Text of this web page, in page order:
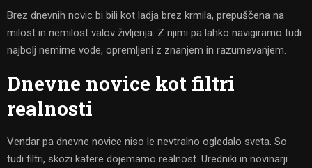
Brez dnevnih novic bi bili kot ladja brez krmila, prepuščena na
milost in nemilost valov življenja. Z njimi pa lahko navigiramo tudi
najbolj nemirne vode, opremljeni z znanjem in razumevanjem.
Dnevne novice kot filtri
realnosti
Vendar pa dnevne novice niso le nevtralno ogledalo sveta. So
tudi filtri, skozi katere dojemamo realnost. Uredniki in novinarji